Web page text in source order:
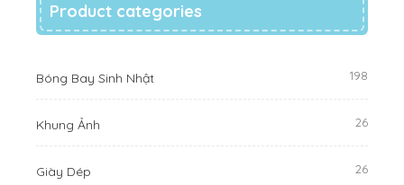
Product categories
Bóng Bay Sinh Nhật 198
Khung Ảnh 26
Giày Dép 26